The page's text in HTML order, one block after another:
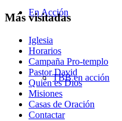
En Acción
TBB en acción
Más visitadas
Iglesia
Horarios
Campaña Pro-templo
Pastor David
Quién es Dios
Misiones
Casas de Oración
Contactar